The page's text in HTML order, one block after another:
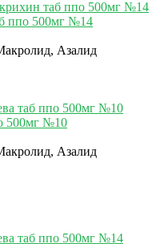
ппо 500мг №14
Азалид
500мг №10
Азалид